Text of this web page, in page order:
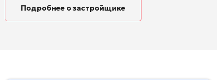
Подробнее о застройщике